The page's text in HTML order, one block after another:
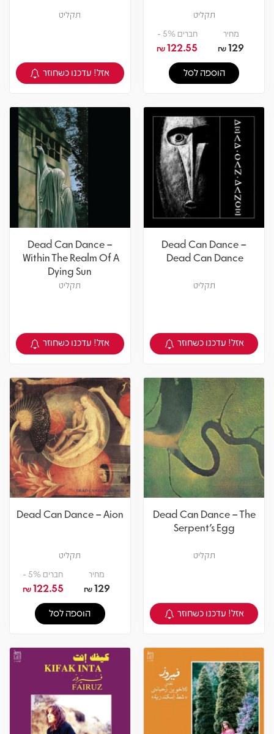
תקליט
מחיר
129
₪
חברים 5% -
122.55
₪
הוספה לסל
תקליט
צפיה במוצר
אזל! עדכנו כשחוזר
Dead Can Dance –
Dead Can Dance
תקליט
צפיה במוצר
אזל! עדכנו כשחוזר
Dead Can Dance –
Within The Realm Of A
Dying Sun
תקליט
צפיה במוצר
אזל! עדכנו כשחוזר
Dead Can Dance – The
Serpent's Egg
תקליט
צפיה במוצר
אזל! עדכנו כשחוזר
Dead Can Dance – Aion
תקליט
מחיר
129
₪
חברים 5% -
122.55
₪
הוספה לסל